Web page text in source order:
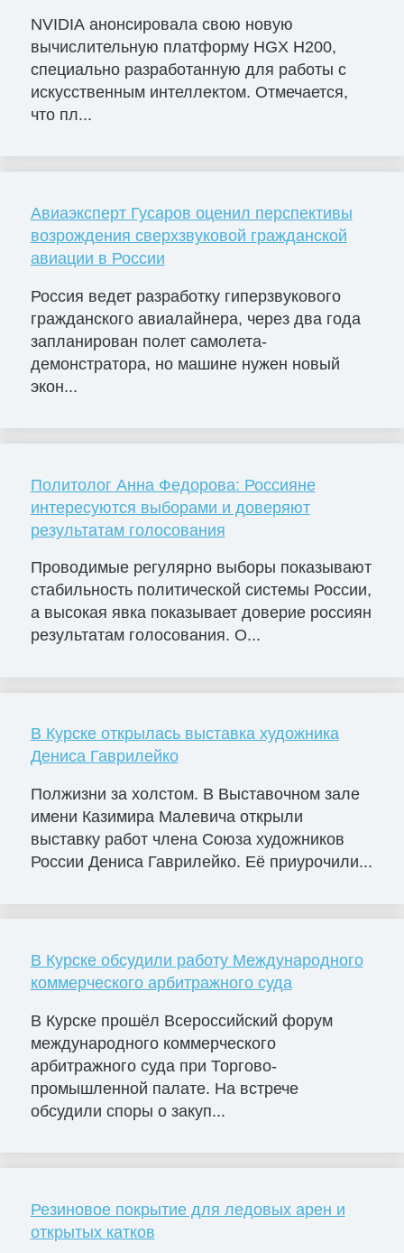
NVIDIA анонсировала свою новую
вычислительную платформу HGX H200,
специально разработанную для работы с
искусственным интеллектом. Отмечается,
что пл...
Авиаэксперт Гусаров оценил перспективы
возрождения сверхзвуковой гражданской
авиации в России
Россия ведет разработку гиперзвукового
гражданского авиалайнера, через два года
запланирован полет самолета-
демонстратора, но машине нужен новый
экон...
Политолог Анна Федорова: Россияне
интересуются выборами и доверяют
результатам голосования
Проводимые регулярно выборы показывают
стабильность политической системы России,
а высокая явка показывает доверие россиян
результатам голосования. О...
В Курске открылась выставка художника
Дениса Гаврилейко
Полжизни за холстом. В Выставочном зале
имени Казимира Малевича открыли
выставку работ члена Союза художников
России Дениса Гаврилейко. Её приурочили...
В Курске обсудили работу Международного
коммерческого арбитражного суда
В Курске прошёл Всероссийский форум
международного коммерческого
арбитражного суда при Торгово-
промышленной палате. На встрече
обсудили споры о закуп...
Резиновое покрытие для ледовых арен и
открытых катков